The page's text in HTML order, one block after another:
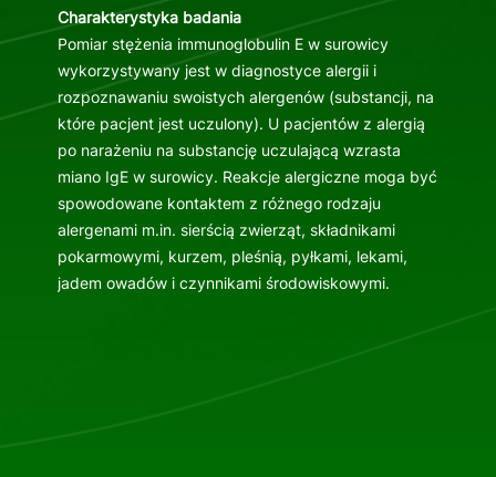
Charakterystyka badania
Pomiar stężenia immunoglobulin E w surowicy
wykorzystywany jest w diagnostyce alergii i
rozpoznawaniu swoistych alergenów (substancji, na
które pacjent jest uczulony). U pacjentów z alergią
po narażeniu na substancję uczulającą wzrasta
miano IgE w surowicy. Reakcje alergiczne moga być
spowodowane kontaktem z różnego rodzaju
alergenami m.in. sierścią zwierząt, składnikami
pokarmowymi, kurzem, pleśnią, pyłkami, lekami,
jadem owadów i czynnikami środowiskowymi.